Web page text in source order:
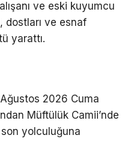
ve eski kuyumcu
dostları ve esnaf
yarattı.
2026 Cuma
Müftülük Camii’nde
yolculuğuna